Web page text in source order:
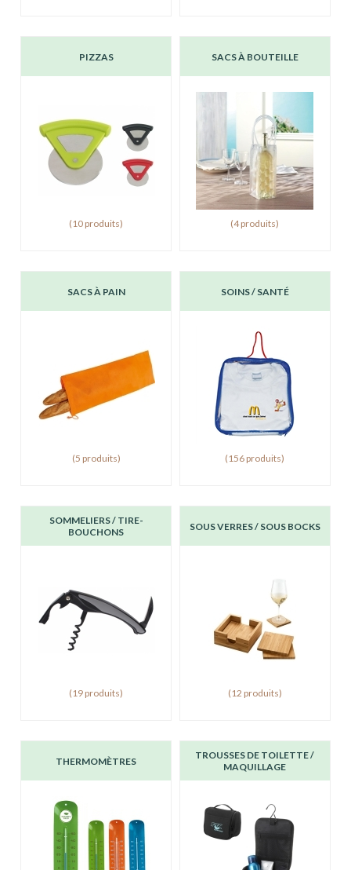
PIZZAS
(10 produits)
SACS À BOUTEILLE
(4 produits)
SACS À PAIN
(5 produits)
SOINS / SANTÉ
(156 produits)
SOMMELIERS / TIRE-
BOUCHONS
(19 produits)
SOUS VERRES / SOUS BOCKS
(12 produits)
THERMOMÈTRES
TROUSSES DE TOILETTE /
MAQUILLAGE